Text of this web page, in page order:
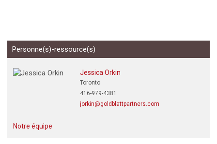
Personne(s)-ressource(s)
Jessica Orkin
Toronto
416-979-4381
jorkin@goldblattpartners.com
Notre équipe